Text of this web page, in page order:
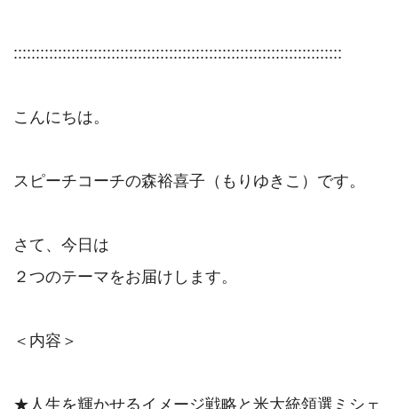
::::::::::::::::::::::::::::::::::::::::::::::::::::::::::::::::::::::::::
こんにちは。
スピーチコーチの森裕喜子（もりゆきこ）です。
さて、今日は
２つのテーマをお届けします。
＜内容＞
★人生を輝かせるイメージ戦略と米大統領選ミシェ